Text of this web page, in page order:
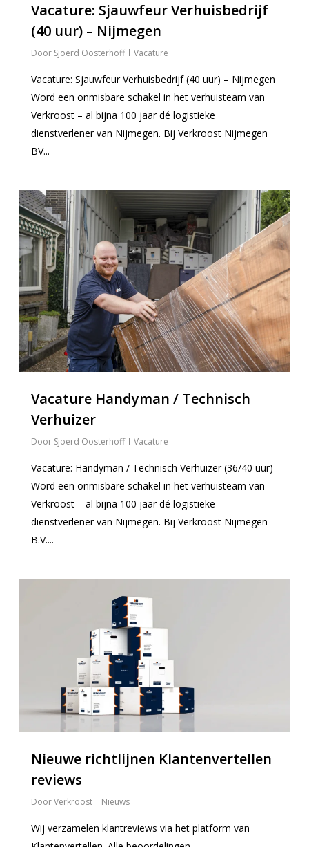
Vacature: Sjauwfeur Verhuisbedrijf
(40 uur) – Nijmegen
Sjoerd Oosterhoff Vacature
Vacature: Sjauwfeur Verhuisbedrijf (40 uur) – Nijmegen
Word een onmisbare schakel in het verhuisteam van
Verkroost – al bijna 100 jaar dé logistieke
dienstverlener van Nijmegen. Bij Verkroost Nijmegen
BV...
Vacature Handyman / Technisch
Verhuizer
Sjoerd Oosterhoff Vacature
Vacature: Handyman / Technisch Verhuizer (36/40 uur)
Word een onmisbare schakel in het verhuisteam van
Verkroost – al bijna 100 jaar dé logistieke
dienstverlener van Nijmegen. Bij Verkroost Nijmegen
B.V....
Nieuwe richtlijnen Klantenvertellen
reviews
Verkroost Nieuws
Wij verzamelen klantreviews via het platform van